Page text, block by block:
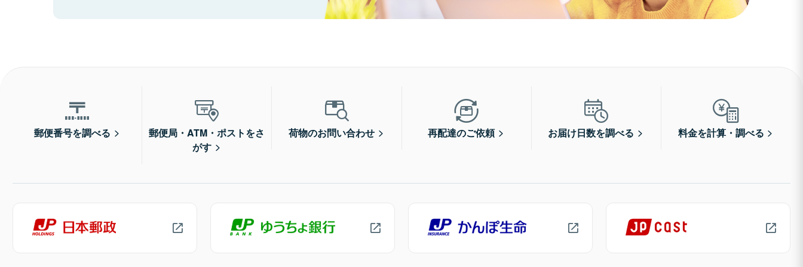
郵便番号を調べる
郵便局・ATM・ポストをさ
がす
荷物のお問い合わせ 再配達のご依頼 お届け日数を調べる 料金を計算・調べる